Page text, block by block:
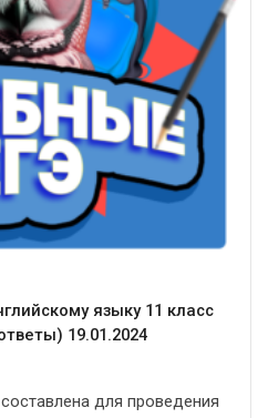
языку 11 класс
19.01.2024
для проведения